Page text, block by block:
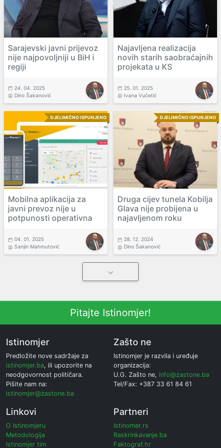
Sarajevski javni prijevoz
nije najpovoljniji u BiH i
regiji
24. 04. 2025
Dino Šakanović
Najavljena realizacija
novih starih saobraćajnih
projekata u KS
25. 01. 2025
Ivana Vučetić
DJELIMIČNO ISPUNJENO
Mobilna aplikacija za
javni prevoz nije u
potpunosti operativna
04. 01. 2025
Sanjin Mahmutović
DJELIMIČNO ISPUNJENO
Druga cijev tunela Kobilja
Glava nije probijena u
najavljenom roku
28. 12. 2024
Dino Šakanović
Pitajte Istinomjer!
Istinomjer
Predložite nove sadržaje za
istinomjer.ba, ili upozorite na
neodgovornost političara.
Pišite nam na:
istinomjer@zastone.ba
Zašto ne
Istinomjer je razvila i uređuje
organizacija:
U.G. Zašto ne, info@zastone.ba
Tel/Fax: +387 33 61 84 61
Linkovi
O Istinomjeru
Metodologija
Istinomjer tim
Partneri
Istinomer.rs
Raskrinkavanje.ba
Faktograf.hr